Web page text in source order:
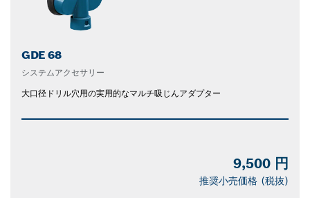
GDE 68
システムアクセサリー
大口径ドリル穴用の実用的なマルチ吸じんアダプター
9,500 円
推奨小売価格 (税抜)